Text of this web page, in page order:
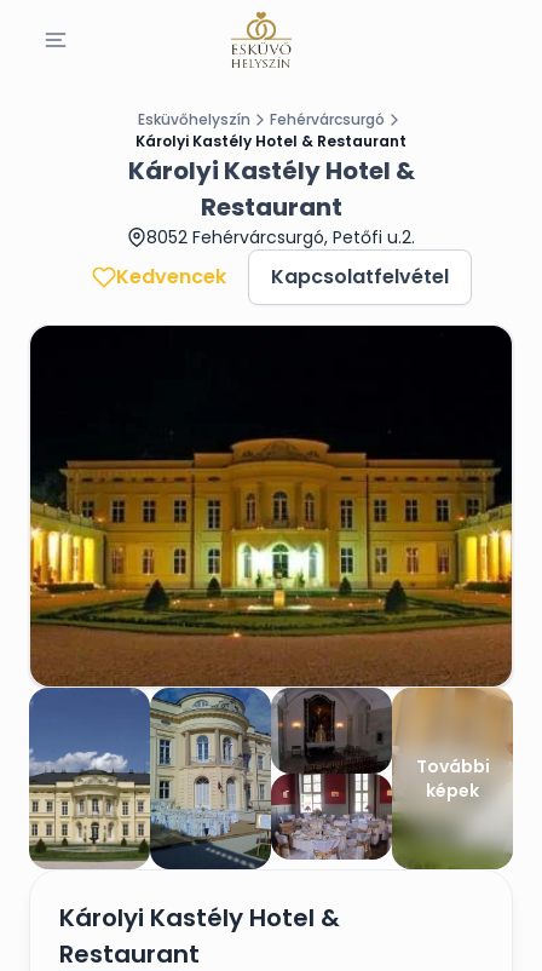
Esküvőhelyszín
Fehérvárcsurgó
Károlyi Kastély Hotel & Restaurant
Károlyi Kastély Hotel &
Restaurant
8052 Fehérvárcsurgó, Petőfi u.2.
Kedvencek Kapcsolatfelvétel
További
képek
Károlyi Kastély Hotel &
Restaurant